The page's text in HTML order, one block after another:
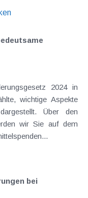
2024 in
wichtige Aspekte
Über den
wir Sie auf dem
bei